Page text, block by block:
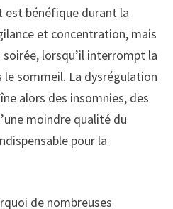
est bénéfique durant la
et concentration, mais
lorsqu’il interrompt la
sommeil. La dysrégulation
alors des insomnies, des
moindre qualité du
pour la
de nombreuses